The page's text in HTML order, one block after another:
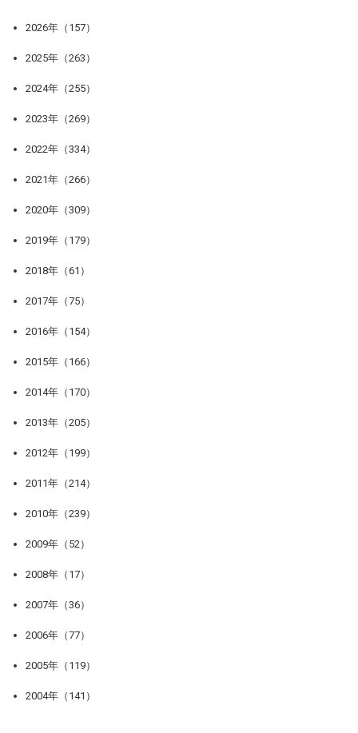
2026年（157）
2025年（263）
2024年（255）
2023年（269）
2022年（334）
2021年（266）
2020年（309）
2019年（179）
2018年（61）
2017年（75）
2016年（154）
2015年（166）
2014年（170）
2013年（205）
2012年（199）
2011年（214）
2010年（239）
2009年（52）
2008年（17）
2007年（36）
2006年（77）
2005年（119）
2004年（141）